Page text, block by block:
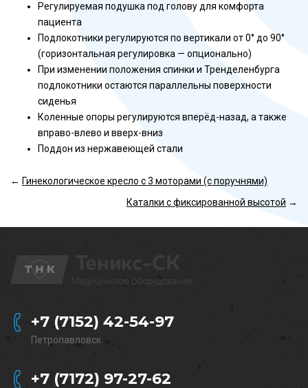
Регулируемая подушка под голову для комфорта
пациента
Подлокотники регулируются по вертикали от 0° до 90°
(горизонтальная регулировка — опционально)
При изменении положения спинки и Тренделенбурга
подлокотники остаются параллельны поверхности
сиденья
Коленные опоры регулируются вперёд-назад, а также
вправо-влево и вверх-вниз
Поддон из нержавеющей стали
← Гинекологическое кресло с 3 моторами (c поручнями)
Каталки с фиксированной высотой →
+7 (7152) 42-54-97
Петропавловск
+7 (7172) 97-27-62